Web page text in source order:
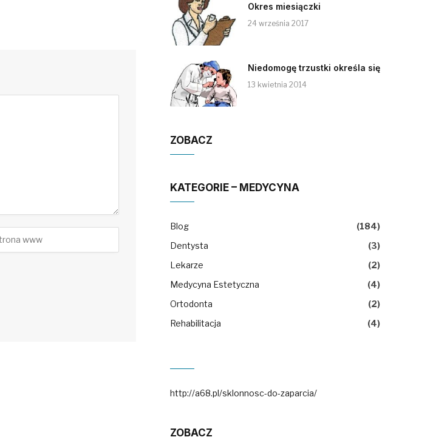
Okres miesiączki
24 września 2017
Niedomogę trzustki określa się
13 kwietnia 2014
ZOBACZ
KATEGORIE – MEDYCYNA
Blog
(184)
Dentysta
(3)
Lekarze
(2)
Medycyna Estetyczna
(4)
Ortodonta
(2)
Rehabilitacja
(4)
http://a68.pl/sklonnosc-do-zaparcia/
ZOBACZ